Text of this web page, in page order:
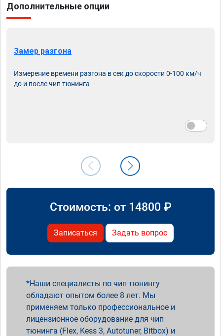
Дополнительные опции
Замер разгона
Измерение времени разгона в сек до скорости 0-100 км/ч
до и после чип тюнинга
Стоимость: от 14800 ₽
Записаться Задать вопрос
Наши специалисты по чип тюнингу
обладают опытом более 8 лет. Мы
применяем только профессиональное и
лицензионное оборудование для чип
тюнинга (Flex, Kess 3, Autotuner, Bitbox) и